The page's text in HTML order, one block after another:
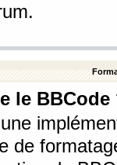
le BBCode
de